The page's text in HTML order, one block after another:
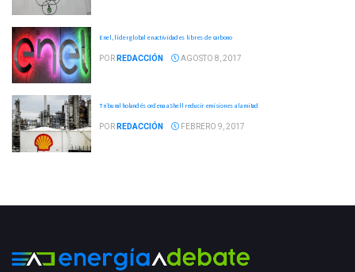
Enel, líder global en actividades libres de carbono
POR REDACCIÓN AGOSTO 8, 2017
Tribunal holandés ordena a Shell reducir emisiones a la mitad
POR REDACCIÓN FEBRERO 9, 2017